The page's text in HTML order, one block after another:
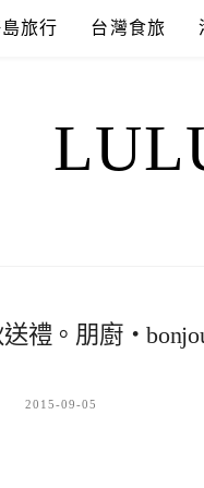
旅行 台灣食旅
送禮。朋廚
2015-09-05